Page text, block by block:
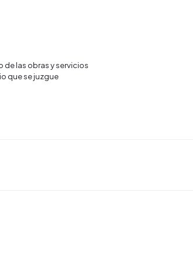
de las obras y servicios
que se juzgue